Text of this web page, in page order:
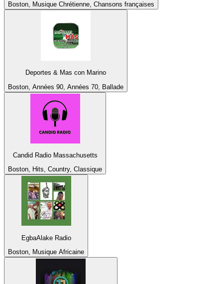
Boston, Musique Chrétienne, Chansons françaises
Deportes & Mas con Marino
Boston, Années 90, Années 70, Ballade
Candid Radio Massachusetts
Boston, Hits, Country, Classique
EgbaAlake Radio
Boston, Musique Africaine